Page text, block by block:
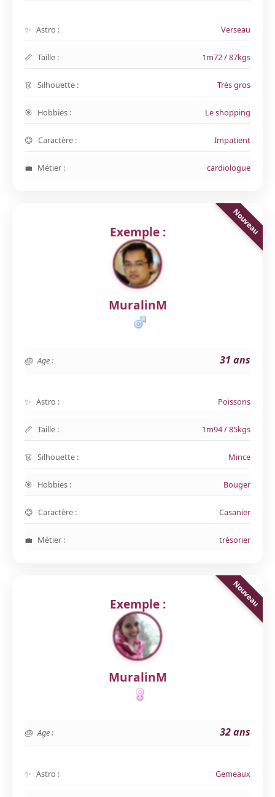
Astro : Verseau
Taille : 1m72 / 87kgs
Silhouette : Très gros
Hobbies : Le shopping
Caractère : Impatient
Métier : cardiologue
Exemple :
MuralinM
Age : 31 ans
Astro : Poissons
Taille : 1m94 / 85kgs
Silhouette : Mince
Hobbies : Bouger
Caractère : Casanier
Métier : trésorier
Exemple :
MuralinM
Age : 32 ans
Astro : Gemeaux